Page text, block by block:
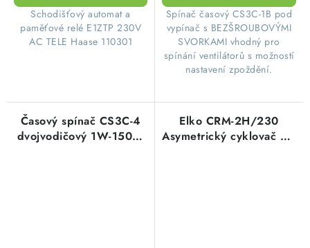
​Schodišťový automat a
paměťové relé E1ZTP 230V
AC TELE Haase 110301
​Spínač časový CS3C-1B pod
vypínač s BEZŠROUBOVÝMI
SVORKAMI vhodný pro
spínání ventilátorů s možností
nastavení zpoždění.
Časový spínač CS3C-4
dvojvodičový 1W-150W
Elko CRM-2H/230
Asymetrický cyklovač AC